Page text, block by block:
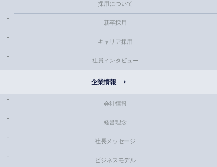
採用について
新卒採用
キャリア採用
社員インタビュー
企業情報
会社情報
経営理念
社長メッセージ
ビジネスモデル